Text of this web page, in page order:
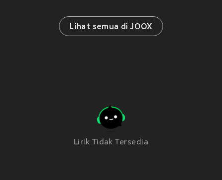
Lihat semua di JOOX
Lirik Tidak Tersedia